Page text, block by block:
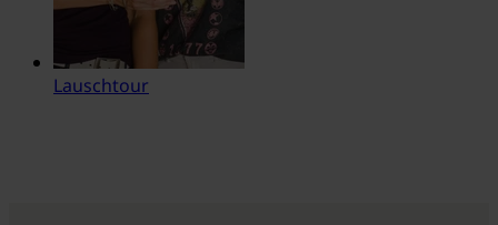
Lauschtour